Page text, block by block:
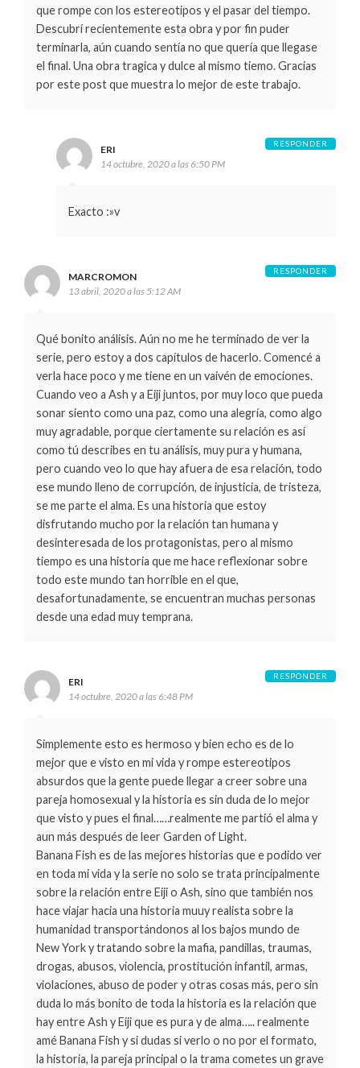
que rompe con los estereotipos y el pasar del tiempo.
Descubrí recientemente esta obra y por fin puder
terminarla, aún cuando sentía no que quería que llegase
el final. Una obra tragica y dulce al mismo tiemo. Gracias
por este post que muestra lo mejor de este trabajo.
ERI
14 octubre, 2020 a las 6:50 PM
Exacto :»v
RESPONDER
MARCROMON
13 abril, 2020 a las 5:12 AM
Qué bonito análisis. Aún no me he terminado de ver la
serie, pero estoy a dos capítulos de hacerlo. Comencé a
verla hace poco y me tiene en un vaivén de emociones.
Cuando veo a Ash y a Eiji juntos, por muy loco que pueda
sonar siento como una paz, como una alegría, como algo
muy agradable, porque ciertamente su relación es así
como tú describes en tu análisis, muy pura y humana,
pero cuando veo lo que hay afuera de esa relación, todo
ese mundo lleno de corrupción, de injusticia, de tristeza,
se me parte el alma. Es una historia que estoy
disfrutando mucho por la relación tan humana y
desinteresada de los protagonistas, pero al mismo
tiempo es una historia que me hace reflexionar sobre
todo este mundo tan horrible en el que,
desafortunadamente, se encuentran muchas personas
desde una edad muy temprana.
RESPONDER
ERI
14 octubre, 2020 a las 6:48 PM
Simplemente esto es hermoso y bien echo es de lo
mejor que e visto en mi vida y rompe estereotipos
absurdos que la gente puede llegar a creer sobre una
pareja homosexual y la historia es sin duda de lo mejor
que visto y pues el final……realmente me partió el alma y
aun más después de leer Garden of Light.
Banana Fish es de las mejores historias que e podido ver
en toda mi vida y la serie no solo se trata principalmente
sobre la relación entre Eiji o Ash, sino que también nos
hace viajar hacia una historia muuy realista sobre la
humanidad transportándonos al los bajos mundo de
New York y tratando sobre la mafia, pandillas, traumas,
drogas, abusos, violencia, prostitución infantil, armas,
violaciones, abuso de poder y otras cosas más, pero sin
duda lo más bonito de toda la historia es la relación que
hay entre Ash y Eiji que es pura y de alma….. realmente
amé Banana Fish y si dudas si verlo o no por el formato,
la historia, la pareja principal o la trama cometes un grave
RESPONDER